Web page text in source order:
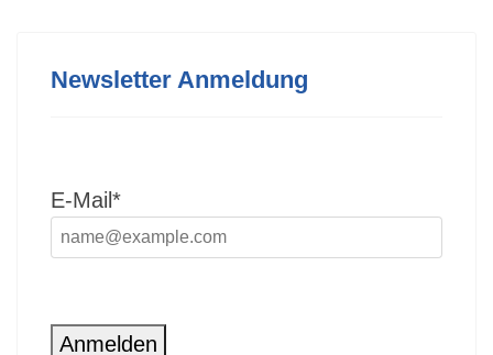
Newsletter Anmeldung
E-Mail*
Anmelden